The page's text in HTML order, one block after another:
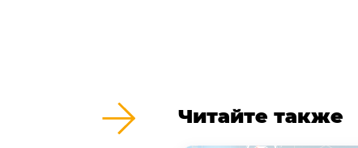
Читайте также